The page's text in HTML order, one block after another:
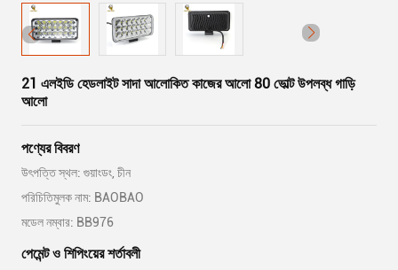
21 এলইডি হেডলাইট সাদা আলোকিত কাজের আলো 80 ভোল্ট উপলব্ধ গাড়ি
আলো
পণ্যের বিবরণ
উৎপত্তি স্থল: গুয়াংডং, চীন
পরিচিতিমুলক নাম: BAOBAO
মডেল নম্বার: BB976
পেমেন্ট ও শিপিংয়ের শর্তাবলী